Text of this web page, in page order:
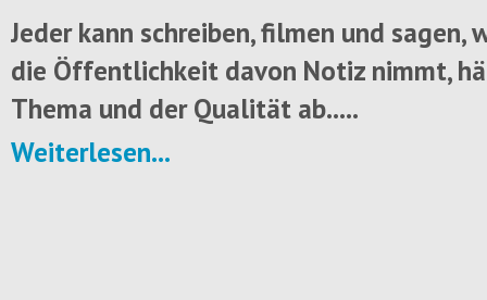
Jeder kann schreiben, filmen und sagen,
die Öffentlichkeit davon Notiz nimmt,
Thema und der Qualität ab.....
Weiterlesen...